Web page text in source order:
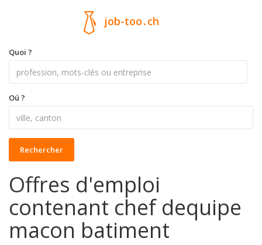
job-too.ch
Quoi ?
Oú ?
Rechercher
Offres d'emploi
contenant chef dequipe
macon batiment